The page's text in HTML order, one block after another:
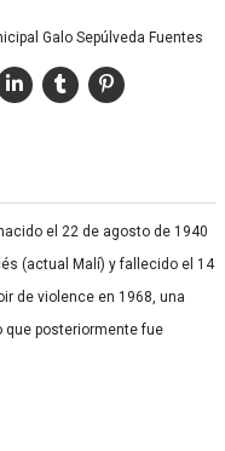
Galo Sepúlveda Fuentes
el 22 de agosto de 1940
(actual Malí) y fallecido el 14
de violence en 1968, una
que posteriormente fue